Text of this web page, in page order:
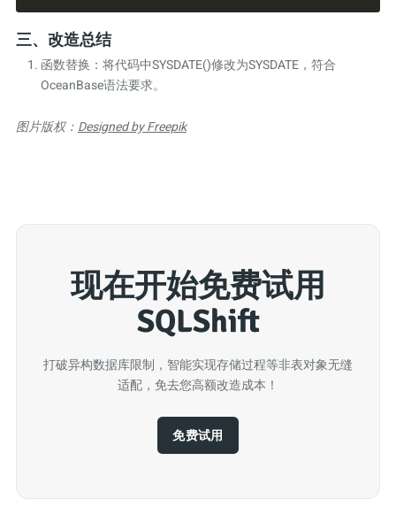
三、改造总结
函数替换：将代码中SYSDATE()修改为SYSDATE，符合
OceanBase语法要求。
图片版权： Designed by Freepik
现在开始免费试用
SQLShift
打破异构数据库限制，智能实现存储过程等非表对象无缝
适配，免去您高额改造成本！
免费试用